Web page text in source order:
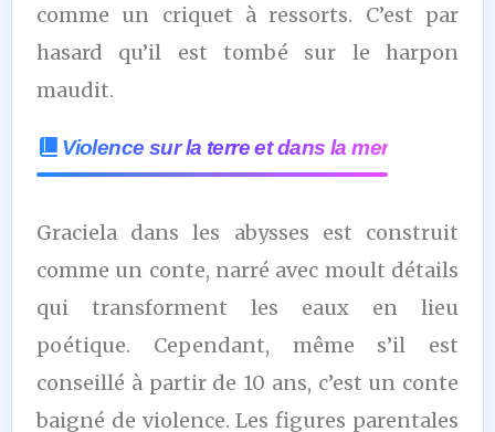
comme un criquet à ressorts. C’est par
hasard qu’il est tombé sur le harpon
maudit.
Violence sur la terre et dans la mer
Graciela dans les abysses est construit
comme un conte, narré avec moult détails
qui transforment les eaux en lieu
poétique. Cependant, même s’il est
conseillé à partir de 10 ans, c’est un conte
baigné de violence. Les figures parentales